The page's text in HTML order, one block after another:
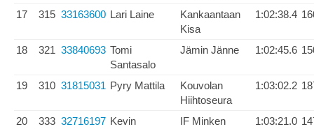
17 315 33163600 Lari Laine
Kankaantaan
Kisa
1:02:38.4
18 321 33840693 Tomi
Santasalo
Jämin Jänne 1:02:45.6
19 310 31815031 Pyry Mattila
Kouvolan
Hiihtoseura
1:03:02.2
20 333 32716197 Kevin
IF Minken 1:03:21.0